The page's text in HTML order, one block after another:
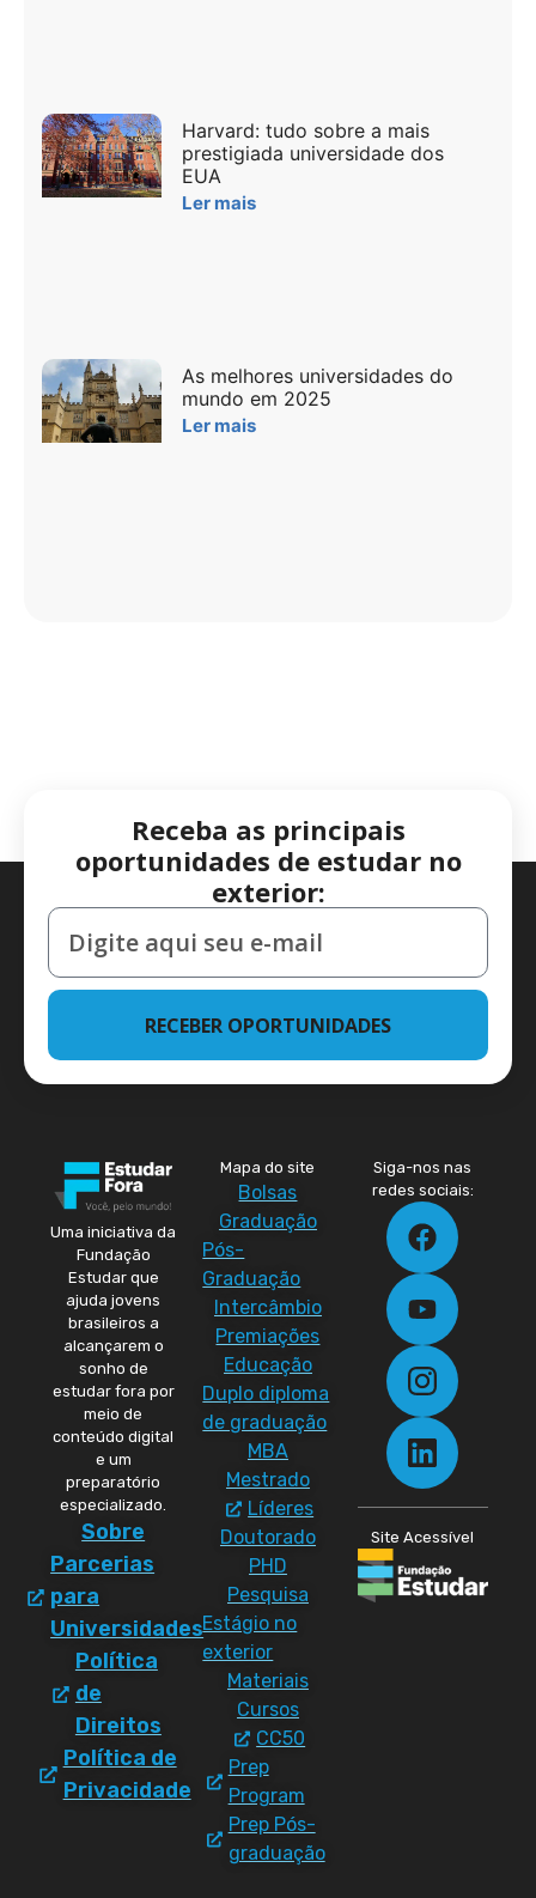
Harvard: tudo sobre a mais
prestigiada universidade dos
EUA
Ler mais
As melhores universidades do
mundo em 2025
Ler mais
Receba as principais
oportunidades de estudar no
exterior:
RECEBER OPORTUNIDADES
Uma iniciativa da
Fundação
Estudar que
ajuda jovens
brasileiros a
alcançarem o
sonho de
estudar fora por
meio de
conteúdo digital
e um
preparatório
especializado.
Sobre
Parcerias
para
Universidades
Política
de
Direitos
Política de
Privacidade
Mapa do site
Bolsas
Graduação
Pós-
Graduação
Intercâmbio
Premiações
Educação
Duplo diploma
de graduação
MBA
Mestrado
Líderes
Doutorado
PHD
Pesquisa
Estágio no
exterior
Materiais
Cursos
CC50
Prep
Program
Prep Pós-
graduação
Siga-nos nas
redes sociais:
Site Acessível